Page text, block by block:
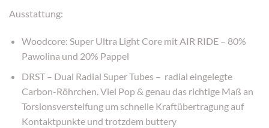
Ausstattung:
Woodcore: Super Ultra Light Core mit AIR RIDE – 80%
Pawolina und 20% Pappel
DRST – Dual Radial Super Tubes – radial eingelegte
Carbon-Röhrchen. Viel Pop & genau das richtige Maß an
Torsionsversteifung um schnelle Kraftübertragung auf
Kontaktpunkte und trotzdem buttery